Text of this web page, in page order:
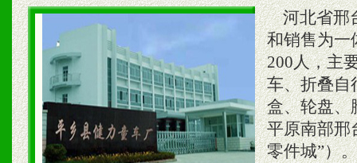
河北省邢
和销售为一
200人，主
车、折叠自
盒、轮盘、
平原南部邢
零件城”）